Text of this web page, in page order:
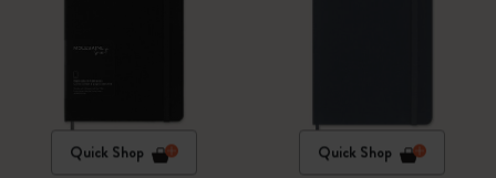
Quick Shop Quick Shop